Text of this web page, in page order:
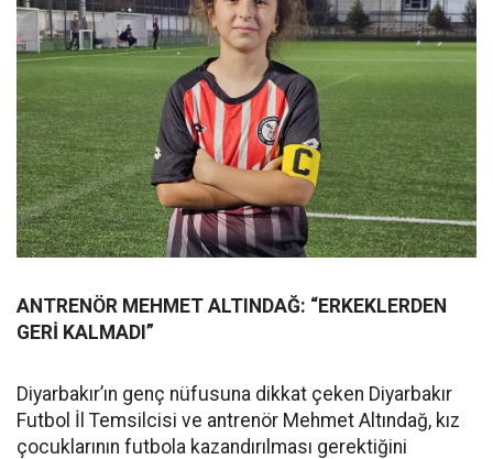
ANTRENÖR MEHMET ALTINDAĞ: “ERKEKLERDEN
GERİ KALMADI”
Diyarbakır’ın genç nüfusuna dikkat çeken Diyarbakır
Futbol İl Temsilcisi ve antrenör Mehmet Altındağ, kız
çocuklarının futbola kazandırılması gerektiğini